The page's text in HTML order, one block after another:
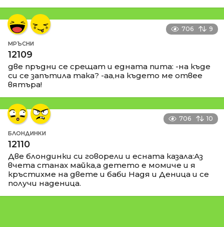
706 9
МРЪСНИ
12109
две пръдни се срещат и едната пита: -на къде
си се запътила така? -аа,на където ме отвее
вятъра!
706 10
БЛОНДИНКИ
12110
Две блондинки си говорели и есната казала:Аз
вчета станах майка,а детето е момиче и я
кръстихме на двете и баби Надя и Деница и се
получи наденица.